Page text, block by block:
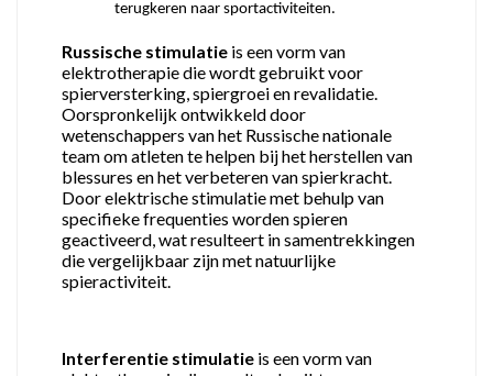
terugkeren naar sportactiviteiten.
Russische stimulatie is een vorm van
elektrotherapie die wordt gebruikt voor
spierversterking, spiergroei en revalidatie.
Oorspronkelijk ontwikkeld door
wetenschappers van het Russische nationale
team om atleten te helpen bij het herstellen van
blessures en het verbeteren van spierkracht.
Door elektrische stimulatie met behulp van
specifieke frequenties worden spieren
geactiveerd, wat resulteert in samentrekkingen
die vergelijkbaar zijn met natuurlijke
spieractiviteit.
Interferentie stimulatie is een vorm van